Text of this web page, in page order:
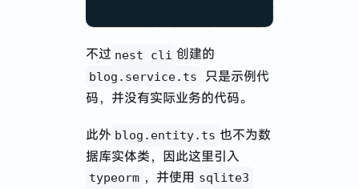
不过 nest cli 创建的
blog.service.ts
只是示例代
码，并没有实际业务的代码。
此外 blog.entity.ts 也不为数
据库实体类，因此这里引入
typeorm ，并使用 sqlite3